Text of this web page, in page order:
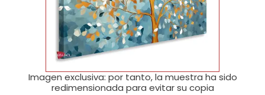
Imagen exclusiva: por tanto, la muestra ha sido
redimensionada para evitar su copia